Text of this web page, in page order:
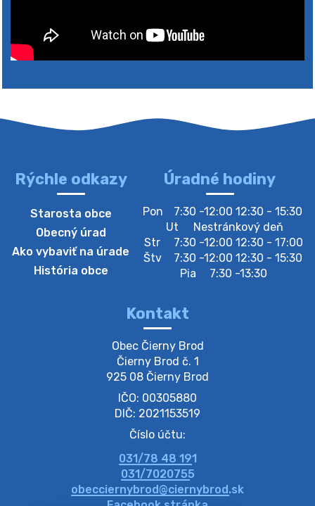
4. augusta 2026 10:05
Zberný dvor-Gyűjtőudvar
bude zberný dvor zatvorený. Értesítjük a lakosokat,
Zber separovaného odpadu plastu-
Oznamujeme obyvateľom, že v stredu 05. augusta
prebehne zber separovaného odpadu plastu. Prosíme
obyvateľov, aby vrecia s odpadom vyložili pred dom už
Oznámenie o plánovanom prerušení dodávky
Oznamujeme Vám, že v určitých dňoch bude v
niektorých častiach našej obce plánované prerušenie
distribúcie elektrickej energie. Podrobné informácie o
dátumoch, časoch a dotknutých …
4. augusta 2026 09:48
Zber BIO odpadu-BIO hulladék elszállítása
Obecný úrad v Čiernom Brode oznamuje obyvateľom,
že ďalší odvoz BIO odpadu sa uskutoční 03.08.2026
Rýchle odkazy
Starosta obce
Obecný úrad
Ako vybaviť na úrade
História obce
Úradné hodiny
Pon
7:30 -12:00 12:30 - 15:30
Ut
Nestránkový deň
Str
7:30 -12:00 12:30 - 17:00
Štv
7:30 -12:00 12:30 - 15:30
Pia
7:30 -13:30
Kontakt
Obec Čierny Brod
Čierny Brod č. 1
925 08 Čierny Brod
IČO: 00305880
DIČ: 2021153519
Číslo účtu:
031/78 48 191
031/7020755
obecciernybrod@ciernybrod.sk